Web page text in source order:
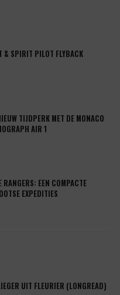
& SPIRIT PILOT FLYBACK
TIJDPERK MET DE MONACO
AIR 1
EEN COMPACTE
EXPEDITIES
UIT FLEURIER (LONGREAD)